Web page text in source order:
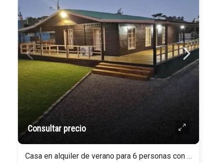
Consultar precio
Casa en alquiler de verano para 6 personas con piscina climatizada en Ocean Park